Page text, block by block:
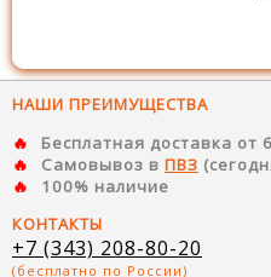
НАШИ ПРЕИМУЩЕСТВА
Бесплатная доставка от
Самовывоз в ПВЗ
100% наличие
КОНТАКТЫ
+7 (343) 208-80-20
(бесплатно по России)